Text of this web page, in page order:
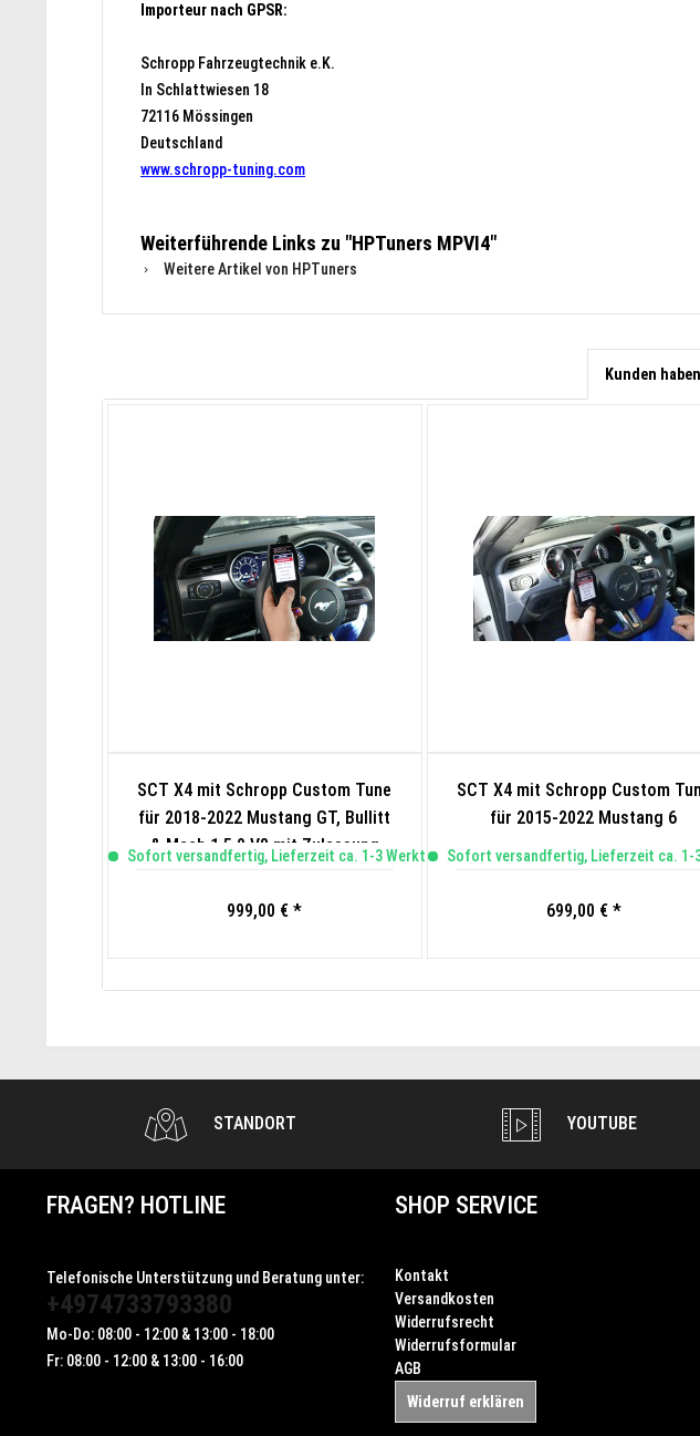
Importeur nach GPSR:
Schropp Fahrzeugtechnik e.K.
In Schlattwiesen 18
72116 Mössingen
Deutschland
www.schropp-tuning.com
Weiterführende Links zu "HPTuners MPVI4"
Weitere Artikel von HPTuners
Kunden
SCT X4 mit Schropp Custom Tune
für 2018-2022 Mustang GT, Bullitt
& Mach 1 5.0 V8 mit Zulassung
Sofort versandfertig, Lieferzeit ca. 1-3 Werktage
999,00 € *
SCT X4 mit Schropp Custom
für 2015-2022 Mustang 6
Sofort versandfertig, Lieferzeit ca. 1-3
699,00 € *
STANDORT YOUTUBE
FRAGEN? HOTLINE
Telefonische Unterstützung und Beratung unter:
+4974733793380
Mo-Do: 08:00 - 12:00 & 13:00 - 18:00
Fr: 08:00 - 12:00 & 13:00 - 16:00
SHOP SERVICE
Kontakt
Versandkosten
Widerrufsrecht
Widerrufsformular
AGB
Widerruf erklären